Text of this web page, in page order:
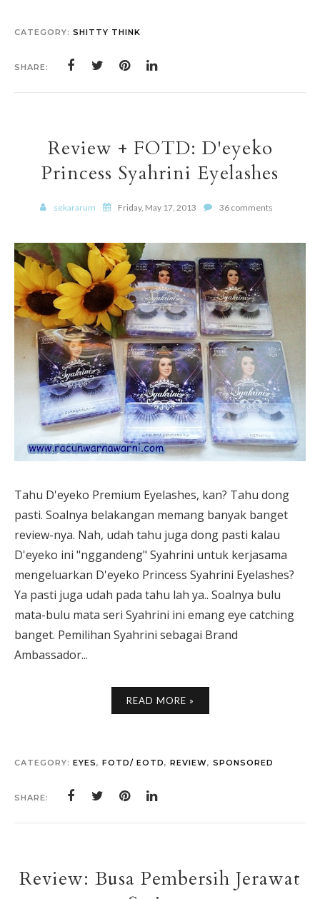
CATEGORY: SHITTY THINK
SHARE:
Review + FOTD: D'eyeko
Princess Syahrini Eyelashes
sekararum Friday, May 17, 2013 36 comments
Tahu D'eyeko Premium Eyelashes, kan? Tahu dong
pasti. Soalnya belakangan memang banyak banget
review-nya. Nah, udah tahu juga dong pasti kalau
D'eyeko ini "nggandeng" Syahrini untuk kerjasama
mengeluarkan D'eyeko Princess Syahrini Eyelashes?
Ya pasti juga udah pada tahu lah ya.. Soalnya bulu
mata-bulu mata seri Syahrini ini emang eye catching
banget. Pemilihan Syahrini sebagai Brand
Ambassador...
READ MORE »
CATEGORY: EYES, FOTD/ EOTD, REVIEW, SPONSORED
SHARE:
Review: Busa Pembersih Jerawat